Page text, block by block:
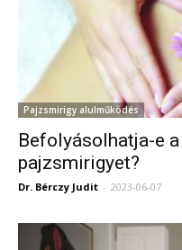
Pajzsmirigy alulműködés
Befolyásolhatja-e
pajzsmirigyet?
Dr. Bérczy Judit - 2023-06-07